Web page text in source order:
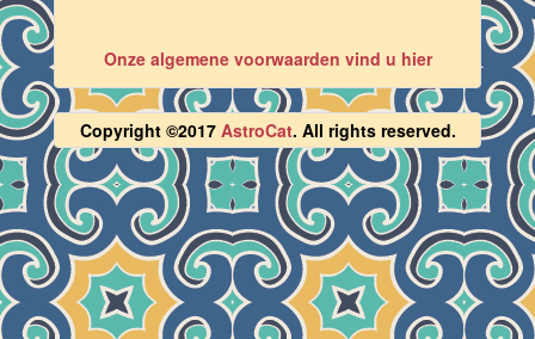
Onze algemene voorwaarden vind u hier
Copyright ©2017 AstroCat. All rights reserved.